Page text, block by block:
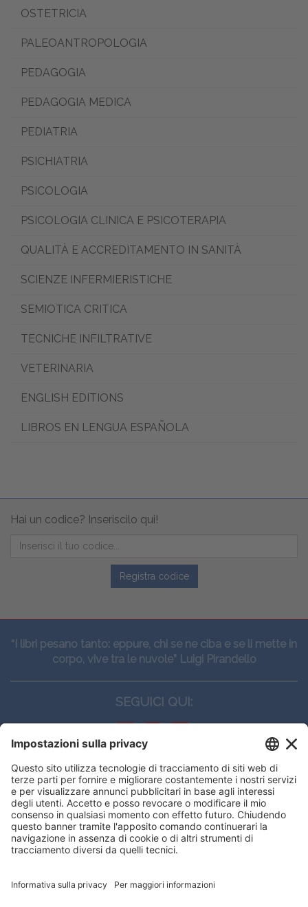
OSTETRICIA
PALEOANTROPOLOGIA
PEDAGOGIA
PEDAGOGIA MEDICA
PEDIATRIA
PSICHIATRIA
PSICOLOGIA
PSICOLOGIA CLINICA E PSICOTERAPIA
QUALITÀ E ACCREDITAMENTO IN SANITÀ
SCIENZE INFERMIERISTICHE
SEMIOTICA CRITICA
TECNICHE INFILTRATIVE
VETERINARIA
ENGLISH EDITIONS
LIBROS EN LENGUA ESPAÑOLA
Hai un codice? Inseriscilo qui!
Registra codice
“I libri pesano tanto: eppure, chi se ne ciba e se li mette in
corpo, vive tra le nuvole” Luigi Pirandello
SEGUICI QUI:
CONTATTI
Edi.Ermes srl
Viale E. Forlanini, 21 - 20134, Milano
(+39)027021121
E-mail:eeinfo@eenet.it
ORARI
offrirti la migliore navigazione